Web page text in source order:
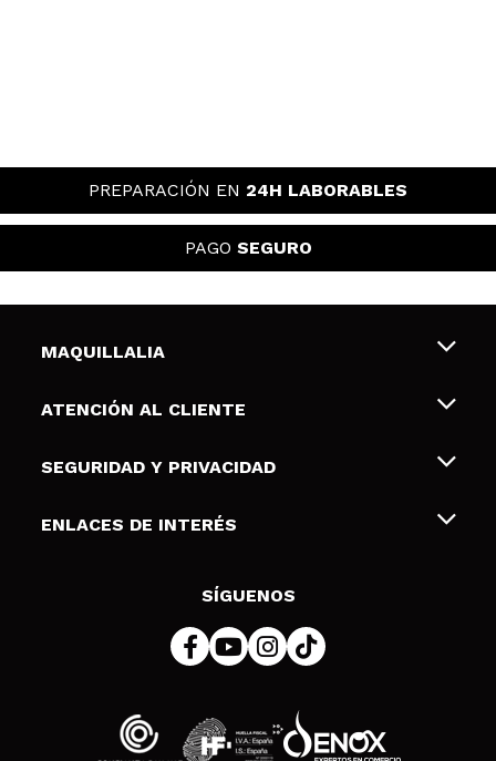
PREPARACIÓN EN 24H LABORABLES
PAGO SEGURO
MAQUILLALIA
Sobre nosotros
Tarjetas de Regalo
ATENCIÓN AL CLIENTE
Envíos y devoluciones
Formas de pago
SEGURIDAD Y PRIVACIDAD
Terminos y condiciones de uso
Política de cookies
ENLACES DE INTERÉS
SÍGUENOS